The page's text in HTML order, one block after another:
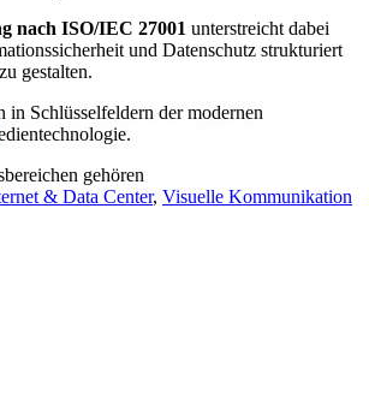
nach ISO/IEC 27001 unterstreicht dabei
und Datenschutz strukturiert
gestalten.
in Schlüsselfeldern der modernen
gehören
& Data Center, Visuelle Kommunikation